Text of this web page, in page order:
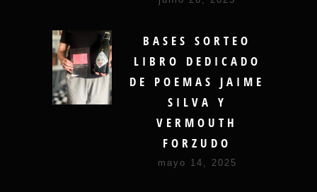
BASES SORTEO
LIBRO DEDICADO
DE POEMAS JAIME
SILVA Y
VERMOUTH
FORZUDO
mayo 14, 2025